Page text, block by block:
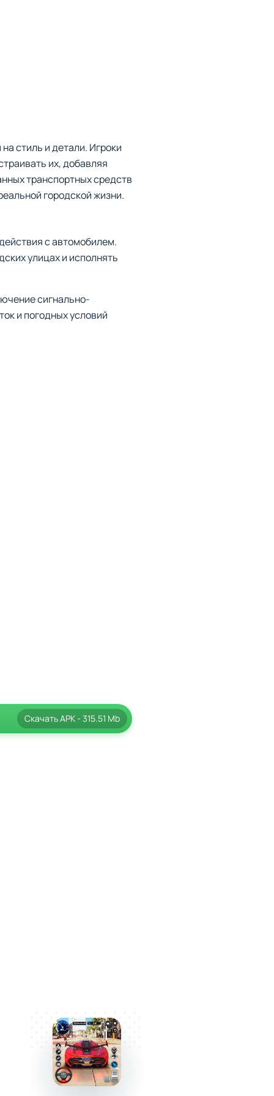
стиль и детали. Игроки
их, добавляя
транспортных средств
городской жизни.
с автомобилем.
улицах и исполнять
сигнально-
и погодных условий
СкачатьAPK- 315.51 Mb